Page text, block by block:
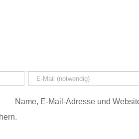
Name, E-Mail-Adresse und